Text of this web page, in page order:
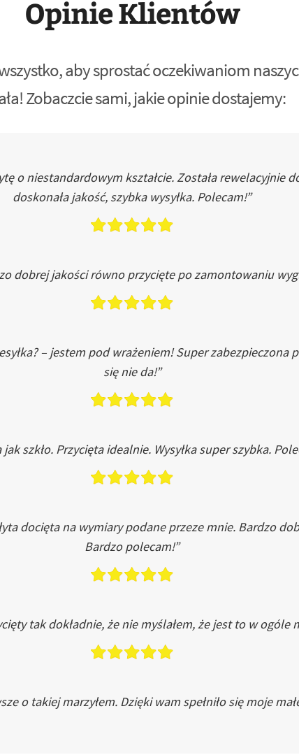
Opinie Klientów
aby sprostać oczekiwaniom
Zobaczcie sami, jakie opinie dostajemy:
o niestandardowym kształcie. Została rewelacyjnie
doskonała jakość, szybka wysyłka. Polecam!”
dobrej jakości równo przycięte po zamontowaniu
– jestem pod wrażeniem! Super
się nie da!”
szkło. Przycięta idealnie. Wysyłka super szybka.
docięta na wymiary podane przeze mnie. Bardzo
Bardzo polecam!”
tak dokładnie, że nie myślałem, że jest to w ogóle
o takiej marzyłem. Dzięki wam spełniło się moje